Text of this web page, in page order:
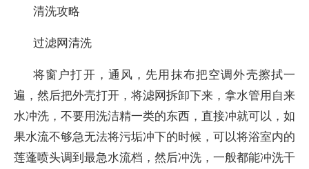
清洗攻略
过滤网清洗
将窗户打开，通风，先用抹布把空调外壳擦拭一
遍，然后把外壳打开，将滤网拆卸下来，拿水管用自来
水冲洗，不要用洗洁精一类的东西，直接冲就可以，如
果水流不够急无法将污垢冲下的时候，可以将浴室内的
莲蓬喷头调到最急水流档，然后冲洗，一般都能冲洗干